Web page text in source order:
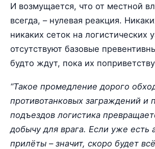
И возмущается, что от местной
всегда, – нулевая реакция.
никаких сеток на логистических
отсутствуют базовые
будто ждут, пока их
“Такое промедление дорого
противотанковых заграждений и
подъездов логистика
добычу для врага. Если уже есть
прилёты – значит, скоро будет